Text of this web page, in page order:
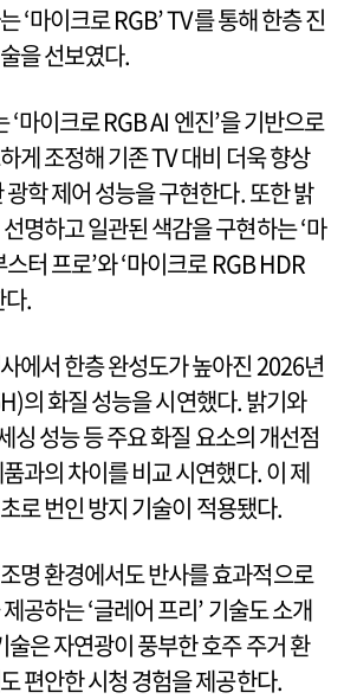
‘마이크로 RGB’ TV를 통해 한층 진
을 선보였다.
‘마이크로 RGB AI 엔진’을 기반으로
게 조정해 기존 TV 대비 더욱 향상
학 제어 성능을 구현한다. 또한 밝
명하고 일관된 색감을 구현하는 ‘마
터 프로’와 ‘마이크로 RGB HDR
다.
에서 한층 완성도가 높아진 2026년
의 화질 성능을 시연했다. 밝기와
싱 성능 등 주요 화질 요소의 개선점
과의 차이를 비교 시연했다. 이 제
로 번인 방지 기술이 적용됐다.
명 환경에서도 반사를 효과적으로
공하는 ‘글레어 프리’ 기술도 소개
술은 자연광이 풍부한 호주 주거 환
편안한 시청 경험을 제공한다.